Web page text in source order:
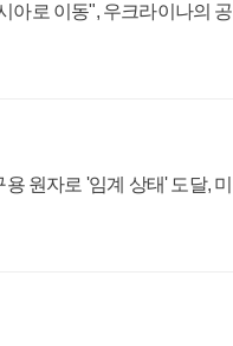
아로 이동", 우크라이나의 공
원자로 '임계 상태' 도달, 미